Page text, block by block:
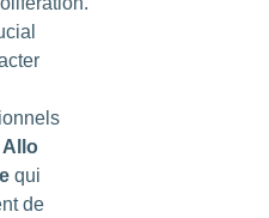
Allo
qui
de